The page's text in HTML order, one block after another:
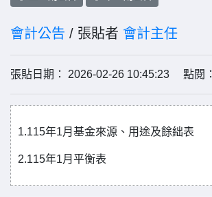
會計公告 / 張貼者 會計主任
張貼日期： 2026-02-26 10:45:23 點閱：
1.115年1月基金來源、用途及餘絀表
2.115年1月平衡表